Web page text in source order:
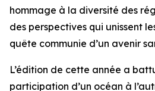
hommage à la diversité des
des perspectives qui unissent
quête communie d’un avenir
L’édition de cette année a
participation d’un océan à